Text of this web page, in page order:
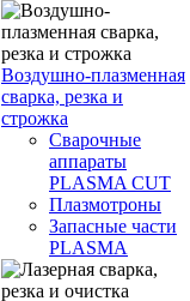
Воздушно-плазменная
сварка, резка и
строжка
Сварочные
аппараты
PLASMA CUT
Плазмотроны
Запасные части
PLASMA